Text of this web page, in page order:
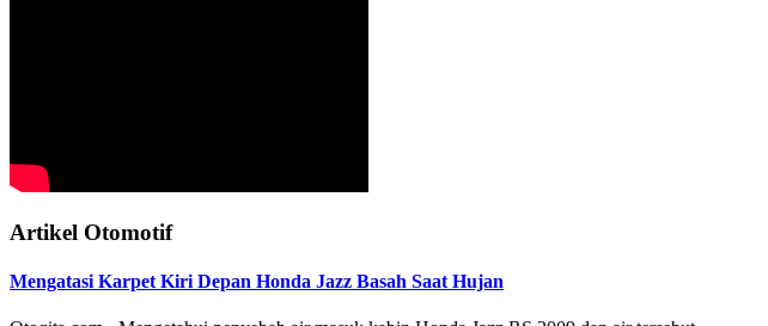
Artikel Otomotif
Mengatasi Karpet Kiri Depan Honda Jazz Basah Saat Hujan